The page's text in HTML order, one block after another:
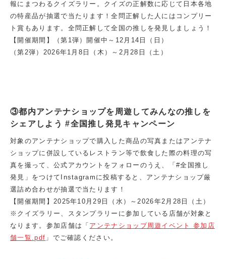
報にまつわるクイズラリー。クイズの正解数に応じて日本各地
の特産品が抽選で当たります！全問正解した人にはコンプリー
ト賞もあります。全問正解して全国の推しを発見しましょう！
【開催期間】（第1弾）開催中～12月14日（日）
（第2弾）2026年1月8日（木）～2月28日（土）
③都内アンテナショップを周遊してみんなの推しを
シェアしよう #全国推し発見キャンペーン
対象のアンテナショップで購入した商品の写真またはアンテナ
ショップに併設しているレストラン等で飲食した際の料理の写
真を撮って、公式アカウントをフォローのうえ、「#全国推し
発見」をつけてInstagramに投稿すると、アンテナショップ厳
選詰め合わせが抽選で当たります！
【開催期間】2025年10月29日（水）～2026年2月28日（土）
※クイズラリー、スタンプラリーに参加している店舗が対象と
なります。参加店舗は「 アンテナショップ周遊イベント 参加店
舗一覧.pdf 」でご確認ください。